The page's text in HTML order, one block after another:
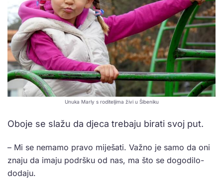
Unuka Marly s roditeljima živi u Šibeniku
Oboje se slažu da djeca trebaju birati svoj put.
– Mi se nemamo pravo miješati. Važno je samo da oni
znaju da imaju podršku od nas, ma što se dogodilo-
dodaju.